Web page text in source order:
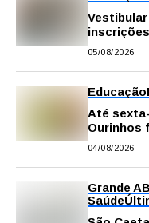
Vestibular
05/08/2026
Educação
Até
Ourinhos
04/08/2026
Grande
Saúde